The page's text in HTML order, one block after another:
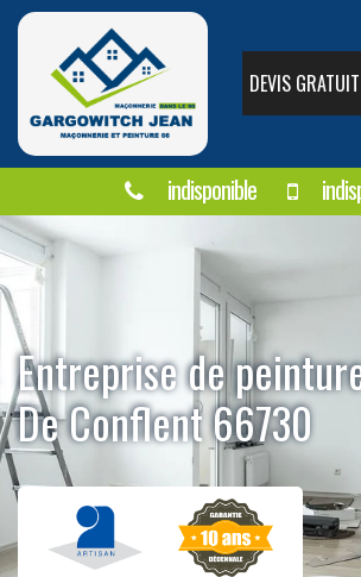
DEVIS GRATUIT
indisponible
Entreprise de
De Conflent 66730